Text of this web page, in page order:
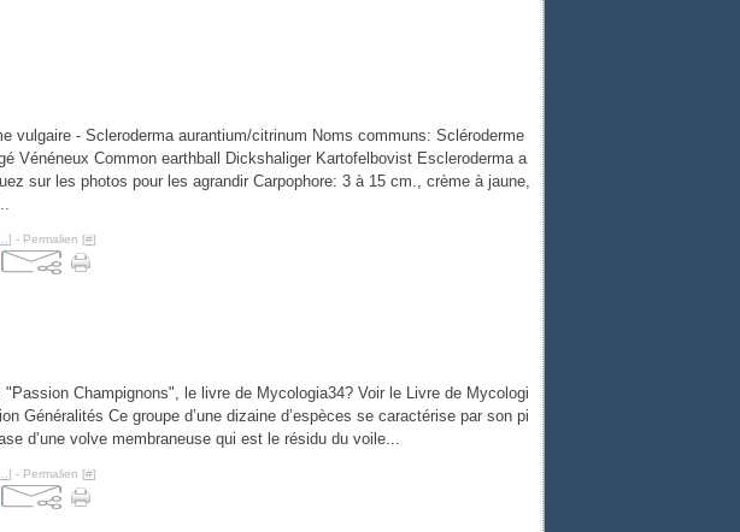
vulgaire - Scleroderma aurantium/citrinum Noms communs: Scléroderme
Vénéneux Common earthball Dickshaliger Kartofelbovist Escleroderma a
sur les photos pour les agrandir Carpophore: 3 à 15 cm., crème à jaune,
] - Permalien [#]
"Passion Champignons", le livre de Mycologia34? Voir le Livre de Mycologi
Généralités Ce groupe d’une dizaine d’espèces se caractérise par son pi
d’une volve membraneuse qui est le résidu du voile...
] - Permalien [#]